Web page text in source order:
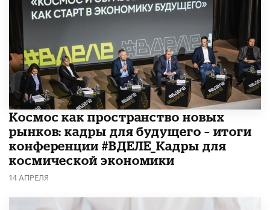
Космос как пространство новых
рынков: кадры для будущего – итоги
конференции #ВДЕЛЕ_Кадры для
космической экономики
14 АПРЕЛЯ